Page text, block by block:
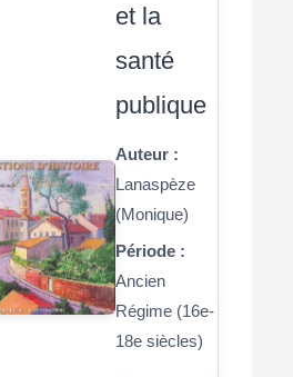
et la
santé
publique
Auteur :
Lanaspèze
(Monique)
Période :
Ancien
Régime (16e-
18e siècles)